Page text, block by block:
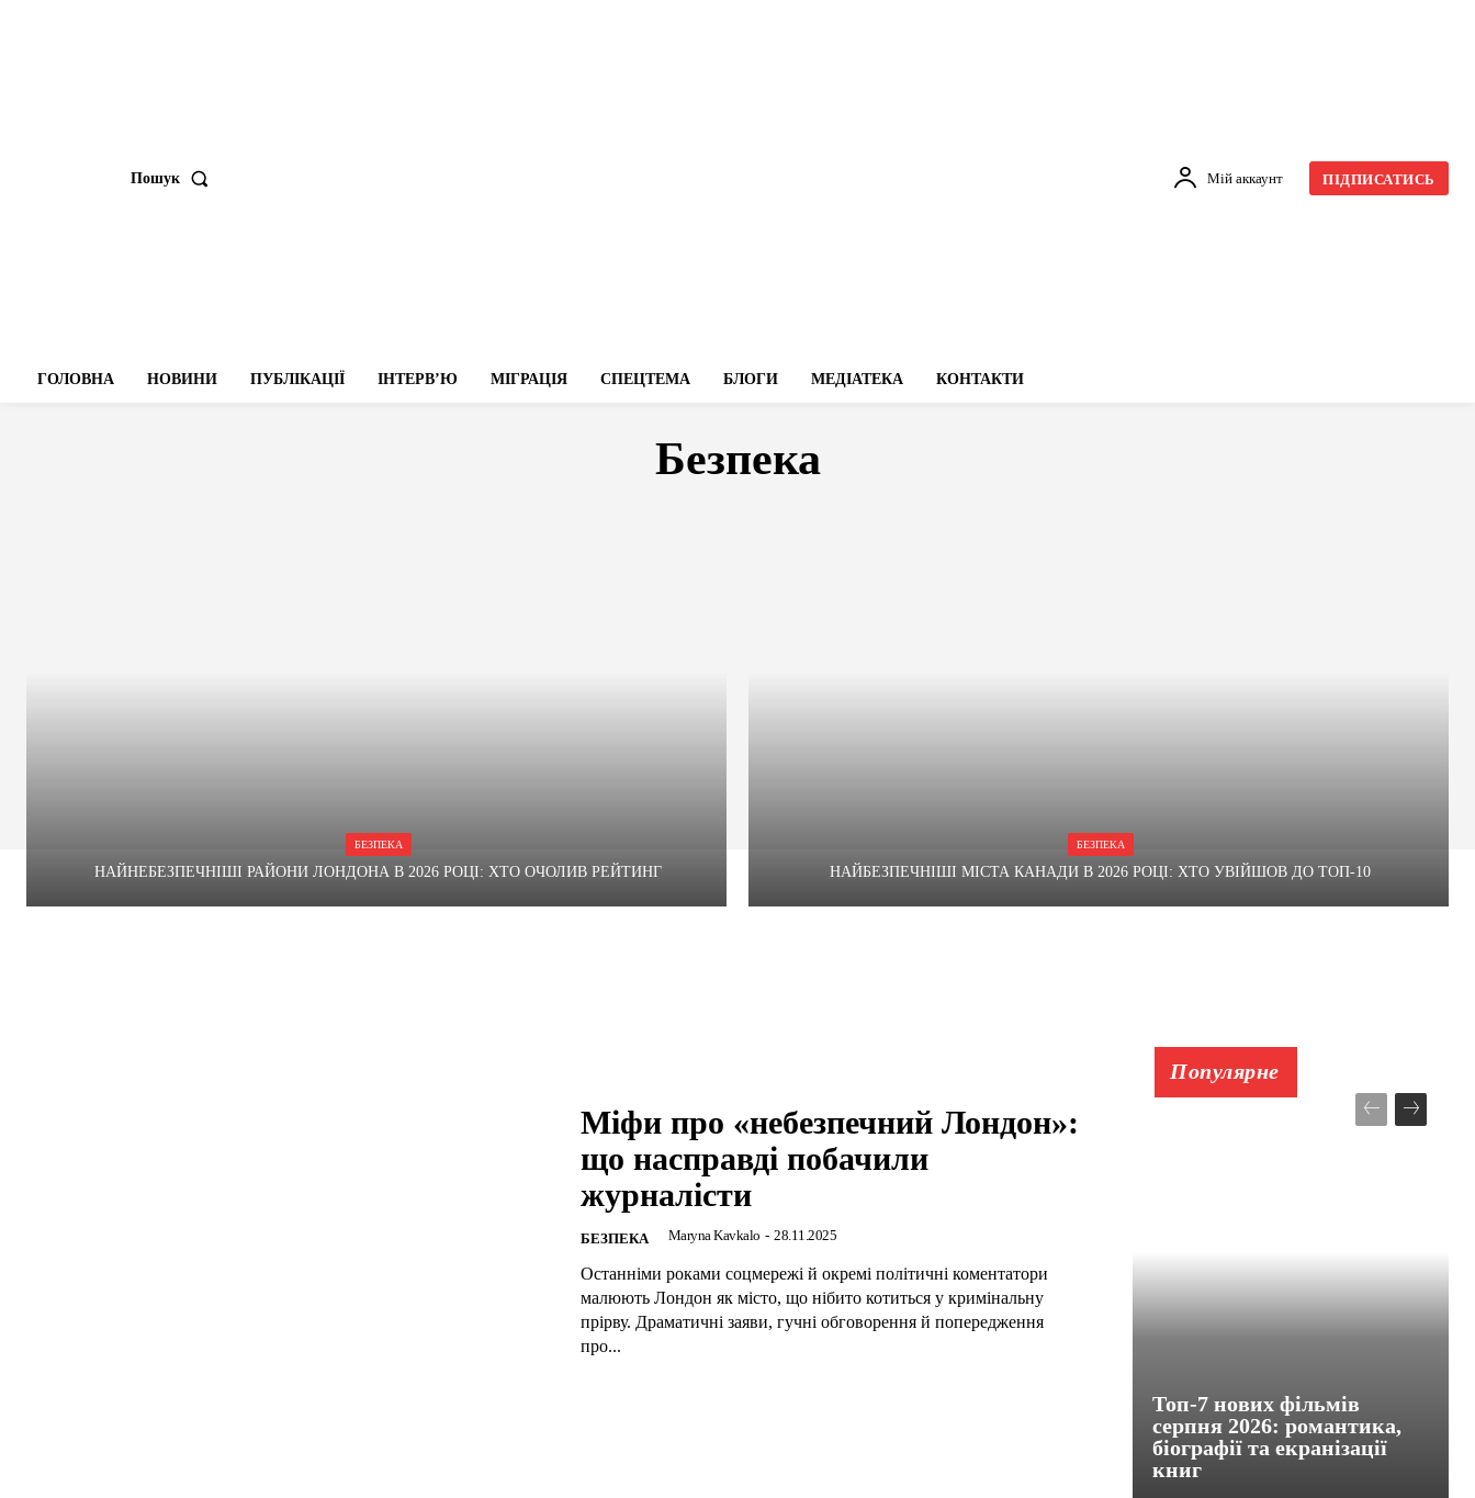
Пошук Мій аккаунт ПІДПИСАТИСЬ
ГОЛОВНА НОВИНИ ПУБЛІКАЦІЇ ІНТЕРВʼЮ МІГРАЦІЯ СПЕЦТЕМА БЛОГИ МЕДІАТЕКА КОНТАКТИ
Безпека
БЕЗПЕКА
НАЙНЕБЕЗПЕЧНІШІ РАЙОНИ ЛОНДОНА В 2026 РОЦІ: ХТО ОЧОЛИВ РЕЙТИНГ
БЕЗПЕКА
НАЙБЕЗПЕЧНІШІ МІСТА КАНАДИ В 2026 РОЦІ: ХТО УВІЙШОВ ДО ТОП-10
Міфи про «небезпечний Лондон»:
що насправді побачили
журналісти
БЕЗПЕКА Maryna Kavkalo - 28.11.2025
Останніми роками соцмережі й окремі політичні коментатори
малюють Лондон як місто, що нібито котиться у кримінальну
прірву. Драматичні заяви, гучні обговорення й попередження
про...
Популярне
Топ-7 нових фільмів
серпня 2026: романтика,
біографії та екранізації
книг